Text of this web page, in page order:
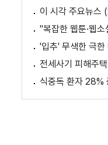
이 시각 주요뉴